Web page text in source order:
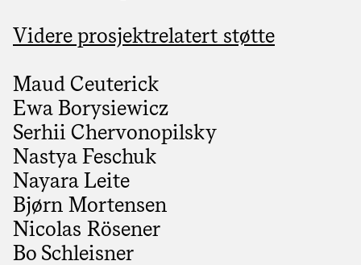
Videre prosjektrelatert støtte
Maud Ceuterick
Ewa Borysiewicz
Serhii Chervonopilsky
Nastya Feschuk
Nayara Leite
Bjørn Mortensen
Nicolas Rösener
Bo Schleisner